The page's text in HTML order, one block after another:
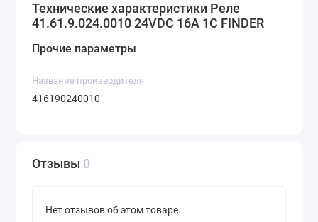
Технические характеристики Реле
41.61.9.024.0010 24VDC 16A 1C FINDER
Прочие параметры
Название производителя
416190240010
Отзывы 0
Нет отзывов об этом товаре.